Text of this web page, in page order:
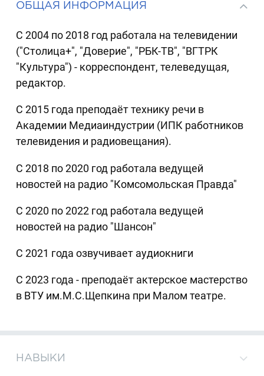
ОБЩАЯ ИНФОРМАЦИЯ
С 2004 по 2018 год работала на телевидении
("Столица+", "Доверие", "РБК-ТВ", "ВГТРК
"Культура") - корреспондент, телеведущая,
редактор.
С 2015 года преподаёт технику речи в
Академии Медиаиндустрии (ИПК работников
телевидения и радиовещания).
С 2018 по 2020 год работала ведущей
новостей на радио "Комсомольская Правда"
С 2020 по 2022 год работала ведущей
новостей на радио "Шансон"
С 2021 года озвучивает аудиокниги
С 2023 года - преподаёт актерское мастерство
в ВТУ им.М.С.Щепкина при Малом театре.
НАВЫКИ